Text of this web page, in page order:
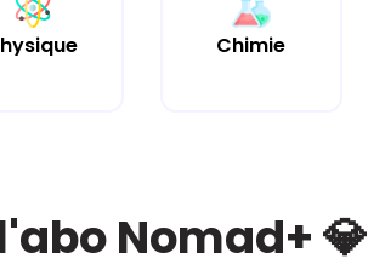
Chimie
Nomad+ 💎